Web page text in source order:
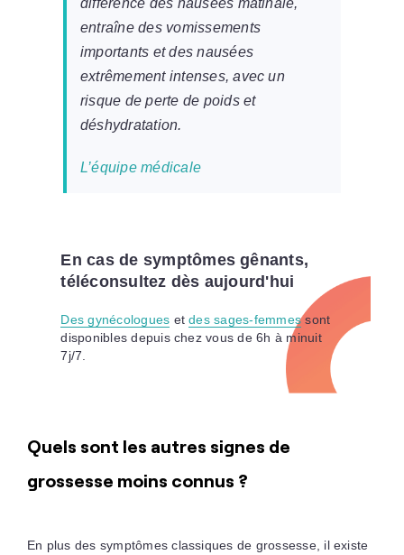
entraîne des vomissements
importants et des nausées
extrêmement intenses, avec un
risque de perte de poids et
déshydratation.
L’équipe médicale
En cas de symptômes gênants,
téléconsultez dès aujourd'hui
Des gynécologues etdes sages-femmessont
disponibles depuis chez vous de 6h à minuit
7j/7.
Quels sont les autres signes de
grossesse moins connus ?
En plus des symptômes classiques de grossesse, il existe